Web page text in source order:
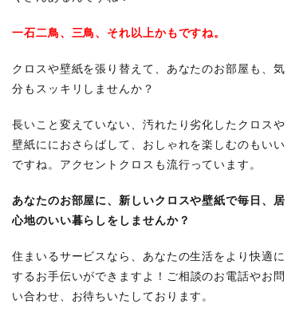
一石二鳥、三鳥、それ以上かもですね。
クロスや壁紙を張り替えて、あなたのお部屋も、気
分もスッキリしませんか？
長いこと変えていない、汚れたり劣化したクロスや
壁紙ににおさらばして、おしゃれを楽しむのもいい
ですね。 アクセントクロスも流行っています。
あなたのお部屋に、新しいクロスや壁紙で毎日、
居
心地のいい暮らし をしませんか？
住まいるサービスなら、あなたの生活をより快適に
するお手伝いができますよ！
ご相談のお電話やお問
い合わせ、お待ちいたしております。